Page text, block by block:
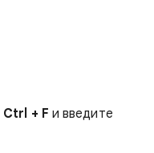
Ctrl + F и введите